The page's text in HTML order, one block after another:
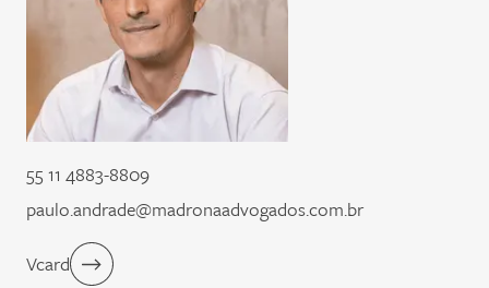
55 11 4883-8809
paulo.andrade@madronaadvogados.com.br
Vcard